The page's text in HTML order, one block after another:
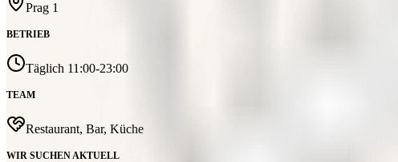
Prag 1
BETRIEB
Täglich 11:00-23:00
TEAM
Restaurant, Bar, Küche
WIR SUCHEN AKTUELL